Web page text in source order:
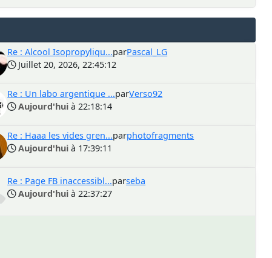
Re : Alcool Isopropyliqu...parPascal_LG
Juillet 20, 2026, 22:45:12
Re : Un labo argentique ...parVerso92
Aujourd'hui à 22:18:14
Re : Haaa les vides gren...parphotofragments
Aujourd'hui à 17:39:11
Re : Page FB inaccessibl...parseba
Aujourd'hui à 22:37:27